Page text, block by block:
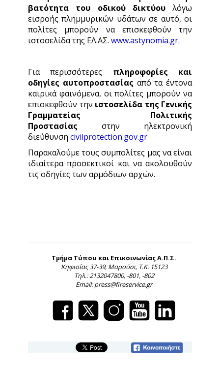
βατότητα του οδικού δικτύουλόγω
εισροής πλημμυρικών υδάτων σε αυτό, οι
πολίτες μπορούν να επισκεφθούν την
ιστοσελίδα της ΕΛ.ΑΣ. www.astynomia.gr.
Για περισσότερες πληροφορίες και
οδηγίες αυτοπροστασίας από τα έντονα
καιρικά φαινόμενα, οι πολίτες μπορούν να
επισκεφθούν την ιστοσελίδα της Γενικής
Γραμματείας Πολιτικής
Προστασίας στην ηλεκτρονική
διεύθυνση civilprotection.gov.gr
Παρακαλούμε τους συμπολίτες μας να είναι
ιδιαίτερα προσεκτικοί και να ακολουθούν
τις οδηγίες των αρμόδιων αρχών.
Τμήμα Τύπου και Επικοινωνίας Α.Π.Σ.
Κηφισίας 37-39, Μαρούσι, Τ.Κ. 15123
Τηλ.: 2132047800, -801, -802
Email: press@fireservice.gr